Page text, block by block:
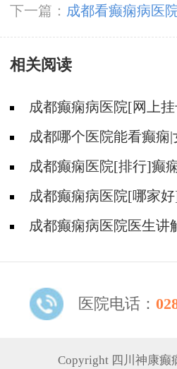
下一篇： 成都看癫痫病医
儿癫痫
相关阅读
成都癫痫病医院[网上
动吗?成都哪个医院能看癫痫
如何护理?
成都癫痫医院[排行]癫
成都癫痫病医院[哪家
成都癫痫病医院医生讲
医院电话：
Copyright 四川神康癫